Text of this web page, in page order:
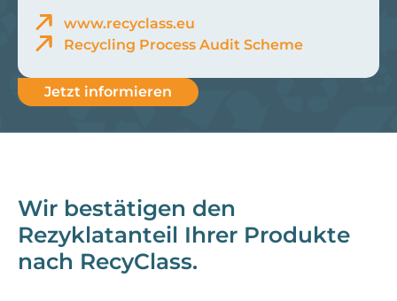
www.recyclass.eu
Recycling Process Audit Scheme
Jetzt informieren
Wir bestätigen den
Rezyklatanteil Ihrer Produkte
nach RecyClass.